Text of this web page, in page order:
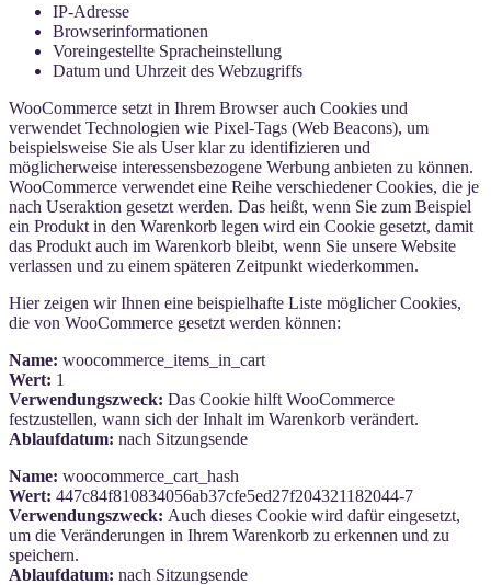
IP-Adresse
Browserinformationen
Voreingestellte Spracheinstellung
Datum und Uhrzeit des Webzugriffs
WooCommerce setzt in Ihrem Browser auch Cookies und
verwendet Technologien wie Pixel-Tags (Web Beacons), um
beispielsweise Sie als User klar zu identifizieren und
möglicherweise interessensbezogene Werbung anbieten zu können.
WooCommerce verwendet eine Reihe verschiedener Cookies, die je
nach Useraktion gesetzt werden. Das heißt, wenn Sie zum Beispiel
ein Produkt in den Warenkorb legen wird ein Cookie gesetzt, damit
das Produkt auch im Warenkorb bleibt, wenn Sie unsere Website
verlassen und zu einem späteren Zeitpunkt wiederkommen.
Hier zeigen wir Ihnen eine beispielhafte Liste möglicher Cookies,
die von WooCommerce gesetzt werden können:
Name: woocommerce_items_in_cart
Wert: 1
Verwendungszweck: Das Cookie hilft WooCommerce
festzustellen, wann sich der Inhalt im Warenkorb verändert.
Ablaufdatum: nach Sitzungsende
Name: woocommerce_cart_hash
Wert: 447c84f810834056ab37cfe5ed27f204321182044-7
Verwendungszweck: Auch dieses Cookie wird dafür eingesetzt,
um die Veränderungen in Ihrem Warenkorb zu erkennen und zu
speichern.
Ablaufdatum: nach Sitzungsende